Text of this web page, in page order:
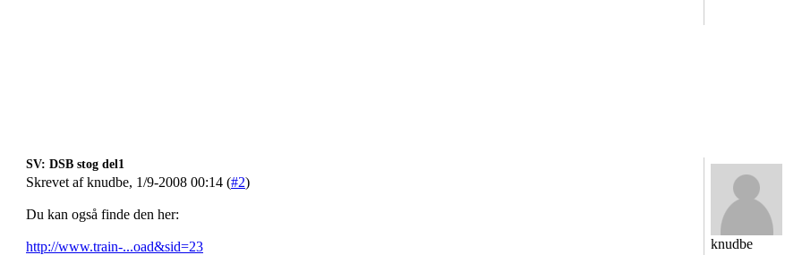
SV: DSB stog del1
Skrevet af knudbe, 1/9-2008 00:14 (#2)
Du kan også finde den her:
http://www.train-...oad&sid=23 knudbe